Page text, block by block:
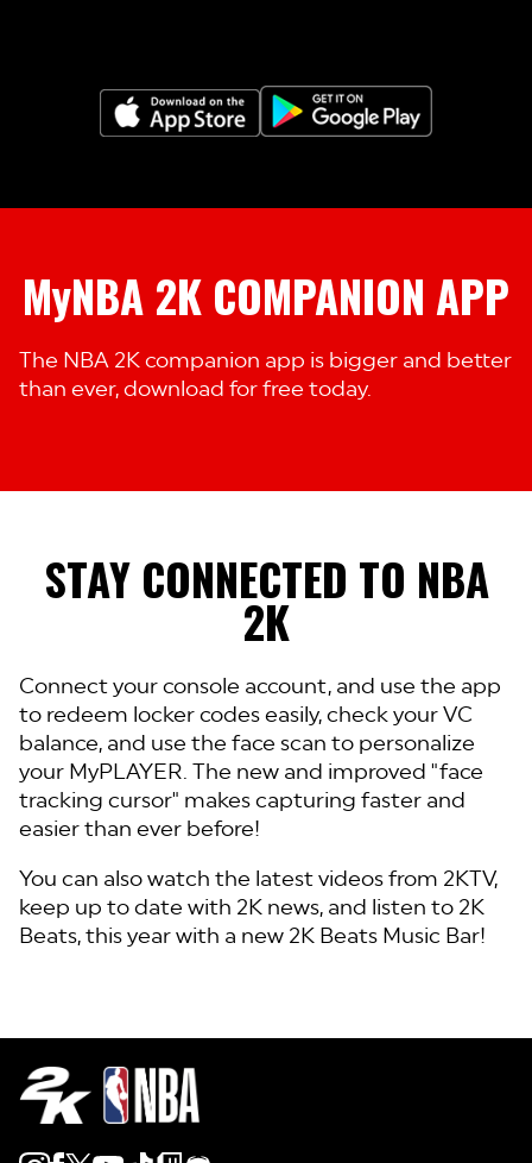
MyNBA 2K COMPANION APP
The NBA 2K companion app is bigger and better
than ever, download for free today.
STAY CONNECTED TO NBA
2K
Connect your console account, and use the app
to redeem locker codes easily, check your VC
balance, and use the face scan to personalize
your MyPLAYER. The new and improved "face
tracking cursor" makes capturing faster and
easier than ever before!
You can also watch the latest videos from 2KTV,
keep up to date with 2K news, and listen to 2K
Beats, this year with a new 2K Beats Music Bar!